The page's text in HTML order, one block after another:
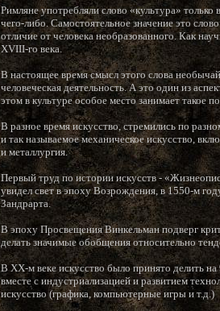
Римляне употребляли слово «культура»
чего-либо. Самостоятельное значение это
отличие от человека необразованного. Как
XVIII-го века.
В настоящее время смысл этого слова
человеческая деятельность. А это один из
этом в культуре особое место занимает такое
В разное время искусство, стремились по
и так называемое механическое искусство,
и металлургия.
Первый труд по истории искусств -
увидел свет в эпоху Возрождения, в 1550-м
Зандрарта.
В эпоху Просвещения Винкельман подверг
делать значимые обобщения относительно
В XX-м веке искусство было принято делить
вместе с индустриализацией и развитием
искусство (графика, компьютерные игры и т.д.)